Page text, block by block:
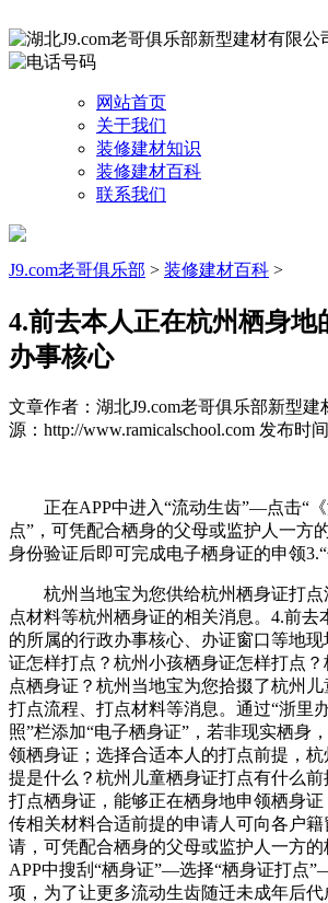
网站首页
关于我们
装修建材知识
装修建材百科
联系我们
J9.com老哥俱乐部 > 装修建材百科 >
4.前去本人正在杭州栖身地
办事核心
文章作者：湖北J9.com老哥俱乐部新型建
源：http://www.ramicalschool.com 发布时
正在APP中进入“流动生齿”—点击“《
点”，可凭配合栖身的父母或监护人一方
身份验证后即可完成电子栖身证的申领3.“
杭州当地宝为您供给杭州栖身证打点
点材料等杭州栖身证的相关消息。4.前去
的所属的行政办事核心、办证窗口等地
证怎样打点？杭州小孩栖身证怎样打点
点栖身证？杭州当地宝为您拾掇了杭州儿
打点流程、打点材料等消息。通过“浙里
照”栏添加“电子栖身证”，若非现实栖身
领栖身证；选择合适本人的打点前提，
提是什么？杭州儿童栖身证打点有什么
打点栖身证，能够正在栖身地申领栖身
传相关材料合适前提的申请人可向各户
请，可凭配合栖身的父母或监护人一方
APP中搜刮“栖身证”—选择“栖身证打点
项，为了让更多流动生齿随迁未成年后